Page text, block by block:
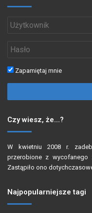
Zapamiętaj mnie
Czy wiesz, że…?
W kwietniu 2008 r.
przerobione z wycofanego
Zastąpiło ono
Najpopularniejsze tagi